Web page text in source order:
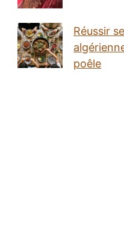
Réussir
poêle